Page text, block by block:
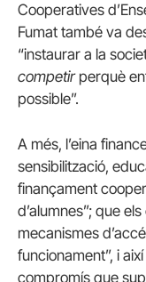
Cooperatives
Fumat també va
“instaurar a la
competirperquè
possible”.
A més, l’eina
sensibilització,
finançament
d’alumnes”; que
mecanismes
funcionament”, i
compromís que